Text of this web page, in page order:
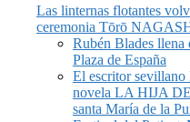
Las linternas flotantes
ceremonia Tōrō
Rubén Blades llena
Plaza de España
El escritor
novela LA HIJA
santa María de la